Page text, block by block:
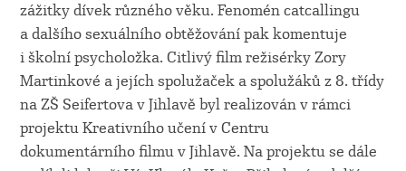
zážitky dívek různého věku. Fenomén catcallingu
a dalšího sexuálního obtěžování pak komentuje
i školní psycholožka. Citlivý film režisérky Zory
Martinkové a jejích spolužaček a spolužáků z 8. třídy
na ZŠ Seifertova v Jihlavě byl realizován v rámci
projektu Kreativního učení v Centru
dokumentárního filmu v Jihlavě. Na projektu se dále